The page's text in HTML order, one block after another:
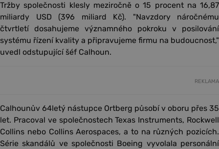
Tržby společnosti klesly meziročně o 15 procent na 16,87
miliardy USD (396 miliard Kč). "Navzdory náročnému
čtvrtletí dosahujeme významného pokroku v posilování
systému řízení kvality a připravujeme firmu na budoucnost,"
uvedl odstupující šéf Calhoun.
REKLAMA
Calhounův 64letý nástupce Ortberg působí v oboru přes 35
let. Pracoval ve společnostech Texas Instruments, Rockwell
Collins nebo Collins Aerospaces, a to na různých pozicích.
Série skandálů ve společnosti Boeing vyvolala personální